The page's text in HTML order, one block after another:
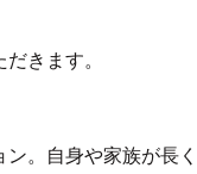
きます。
。自身や家族が長